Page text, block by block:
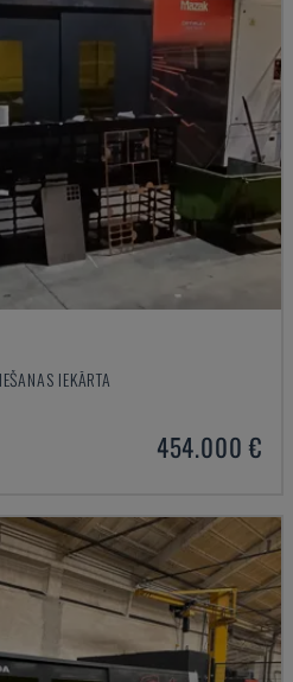
IEKĀRTA
454.000 €